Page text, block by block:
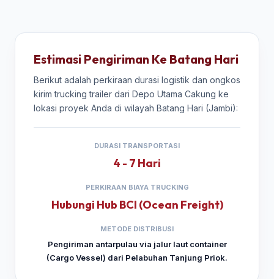
Estimasi Pengiriman Ke Batang Hari
Berikut adalah perkiraan durasi logistik dan ongkos
kirim trucking trailer dari Depo Utama Cakung ke
lokasi proyek Anda di wilayah Batang Hari (Jambi):
DURASI TRANSPORTASI
4 - 7 Hari
PERKIRAAN BIAYA TRUCKING
Hubungi Hub BCI (Ocean Freight)
METODE DISTRIBUSI
Pengiriman antarpulau via jalur laut container
(Cargo Vessel) dari Pelabuhan Tanjung Priok.